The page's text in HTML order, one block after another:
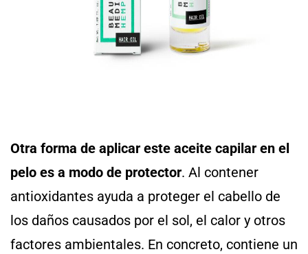
Otra forma de aplicar este aceite capilar en el
pelo es a modo de protector. Al contener
antioxidantes ayuda a proteger el cabello de
los daños causados por el sol, el calor y otros
factores ambientales. En concreto, contiene un